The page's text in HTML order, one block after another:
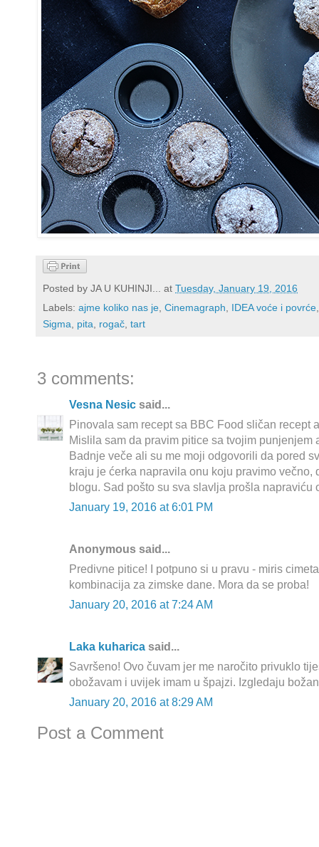
Posted by JA U KUHINJI... at Tuesday, January 19, 2016
Labels: ajme koliko nas je, Cinemagraph, IDEA voće i povrće
Sigma, pita, rogač, tart
3 comments:
Vesna Nesic said...
Pinovala sam recept sa BBC Food sličan recept
Mislila sam da pravim pitice sa tvojim punjenjem
Badnje veče ali su me moji odgovorili da pored
kraju je ćerka napravila onu koju pravimo večno,
blogu. Sad pošto su sva slavlja prošla napraviću
January 19, 2016 at 6:01 PM
Anonymous said...
Predivne pitice! I potpuno si u pravu - miris
kombinacija za zimske dane. Mora da se proba!
January 20, 2016 at 7:24 AM
Laka kuharica said...
Savršeno! Ovo čuvam jer me naročito privuklo
obožavam i uvijek imam u špajzi. Izgledaju
January 20, 2016 at 8:29 AM
Post a Comment